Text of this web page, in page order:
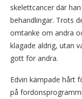
skelettcancer där
behandlingar. Trots
omtanke om andra
klagade aldrig, utan
gott för andra.
Edvin kämpade hårt
på